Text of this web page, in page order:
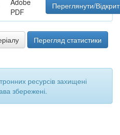
Adobe
PDF
Переглянути/
Перегляд статистики
ресурсів захищені
збережені.